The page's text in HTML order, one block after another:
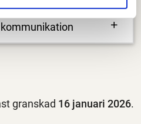
granskad 16 januari 2026.